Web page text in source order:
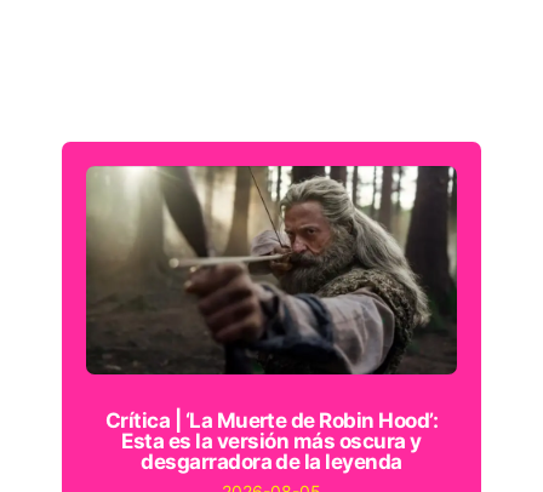
Crítica | ‘La Muerte de Robin Hood’:
Esta es la versión más oscura y
desgarradora de la leyenda